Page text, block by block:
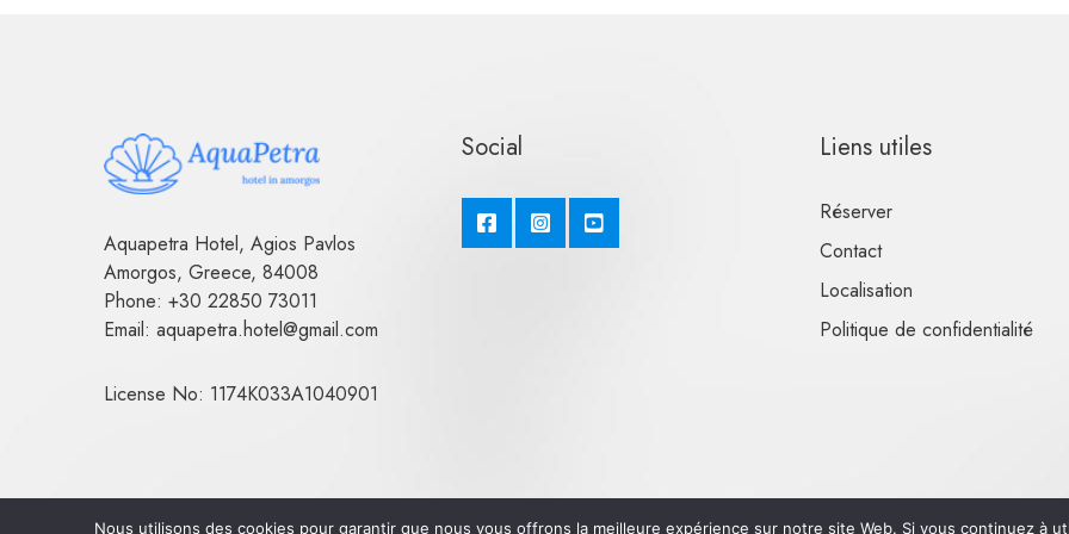
Aquapetra Hotel, Agios Pavlos
Amorgos, Greece, 84008
Phone: +30 22850 73011
Email: aquapetra.hotel@gmail.com
License No: 1174K033A1040901
Social Liens utiles
Réserver
Contact
Localisation
Politique de confidentialité
Nous utilisons des cookies pour garantir que nous vous offrons la meilleure expérience sur notre site Web. Si vous continuez à